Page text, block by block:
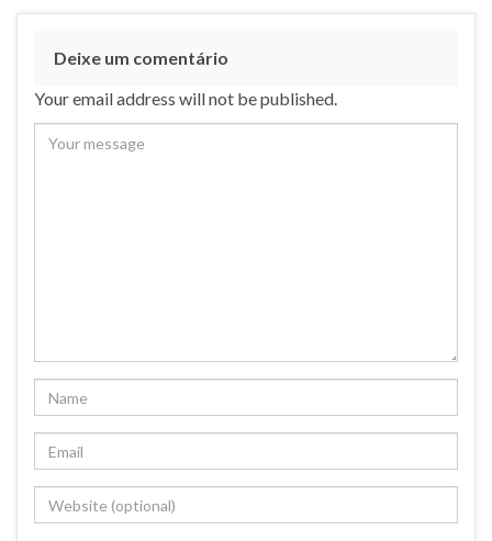
Deixe um comentário
Your email address will not be published.